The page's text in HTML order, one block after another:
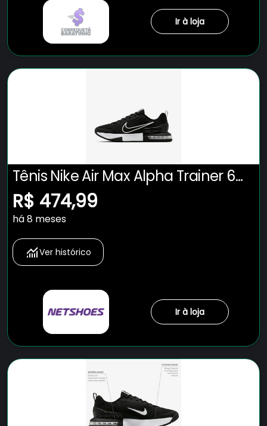
Ir à loja
Tênis Nike Air Max Alpha Trainer 6
Masculino
R$ 474,99
há 8 meses
Ver histórico
Ir à loja